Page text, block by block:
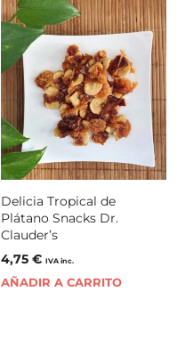
Delicia Tropical de
Plátano Snacks Dr.
Clauder’s
4,75 € IVA inc.
AÑADIR A CARRITO